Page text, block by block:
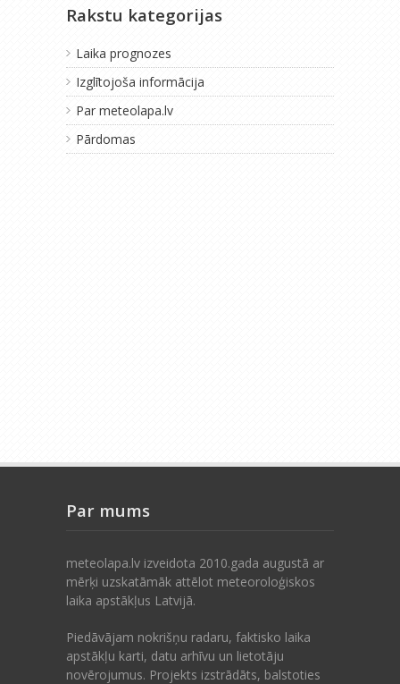
Rakstu kategorijas
Laika prognozes
Izglītojoša informācija
Par meteolapa.lv
Pārdomas
Par mums
meteolapa.lv izveidota 2010.gada augustā ar
mērķi uzskatāmāk attēlot meteoroloģiskos
laika apstākļus Latvijā.
Piedāvājam nokrišņu radaru, faktisko laika
apstākļu karti, datu arhīvu un lietotāju
novērojumus. Projekts izstrādāts, balstoties